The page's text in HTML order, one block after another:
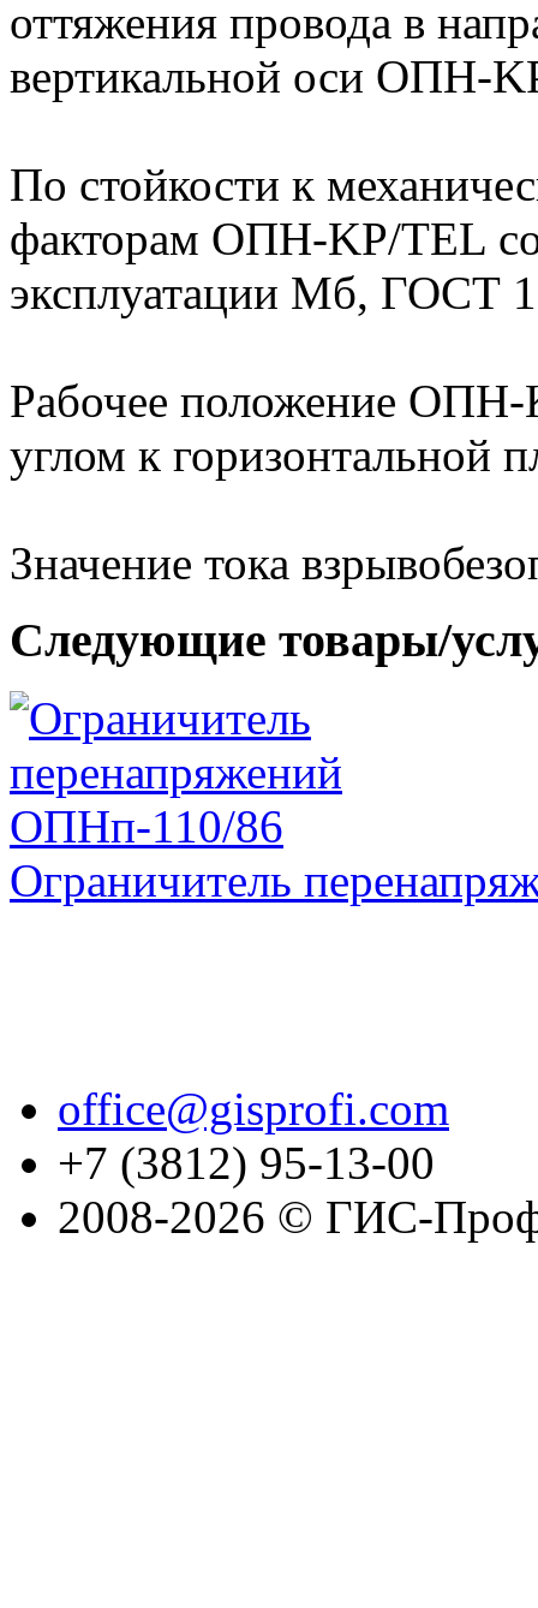
оттяжения провода в
вертикальной оси ОПН-
По стойкости к
факторам ОПН-KP/TEL
эксплуатации Мб, ГОСТ
Рабочее положение
углом к горизонтальной
Значение тока
Следующие товары/
Ограничитель
office@gisprofi.com
+7 (3812) 95-13-00
2008-2026 © ГИС-